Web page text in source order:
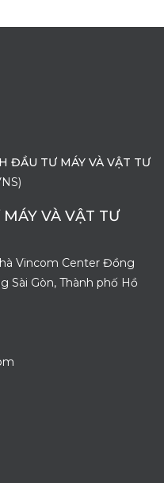
ĐẦU TƯ MÁY VÀ VẬT TƯ
VÀ VẬT TƯ
Vincom Center Đồng
Sài Gòn, Thành phố Hồ